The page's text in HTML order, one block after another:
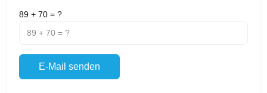
89 + 70 = ?
E-Mail senden